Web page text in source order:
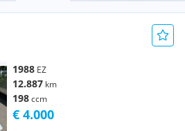
1988 EZ
12.887 km
198ccm
€ 4.000